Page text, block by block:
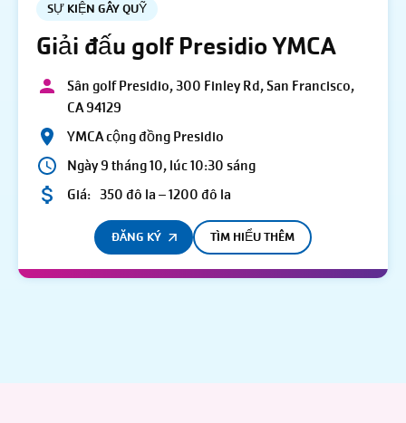
SỰ KIỆN GÂY QUỸ
Giải đấu golf Presidio YMCA
Sân golf Presidio, 300 Finley Rd, San Francisco,
CA 94129
YMCA cộng đồng Presidio
Ngày 9 tháng 10, lúc 10:30 sáng
Giá: 350 đô la – 1200 đô la
ĐĂNG KÝ TÌM HIỂU THÊM